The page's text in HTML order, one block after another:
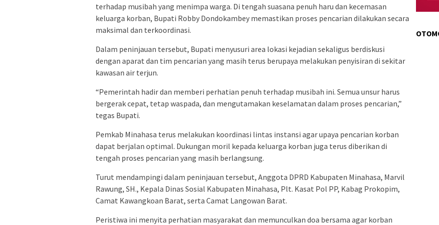
terhadap musibah yang menimpa warga. Di tengah suasana penuh haru dan kecemasan
keluarga korban, Bupati Robby Dondokambey memastikan proses pencarian dilakukan secara
maksimal dan terkoordinasi.
Dalam peninjauan tersebut, Bupati menyusuri area lokasi kejadian sekaligus berdiskusi
dengan aparat dan tim pencarian yang masih terus berupaya melakukan penyisiran di sekitar
kawasan air terjun.
“Pemerintah hadir dan memberi perhatian penuh terhadap musibah ini. Semua unsur harus
bergerak cepat, tetap waspada, dan mengutamakan keselamatan dalam proses pencarian,”
tegas Bupati.
Pemkab Minahasa terus melakukan koordinasi lintas instansi agar upaya pencarian korban
dapat berjalan optimal. Dukungan moril kepada keluarga korban juga terus diberikan di
tengah proses pencarian yang masih berlangsung.
Turut mendampingi dalam peninjauan tersebut, Anggota DPRD Kabupaten Minahasa, Marvil
Rawung, SH., Kepala Dinas Sosial Kabupaten Minahasa, Plt. Kasat Pol PP, Kabag Prokopim,
Camat Kawangkoan Barat, serta Camat Langowan Barat.
Peristiwa ini menyita perhatian masyarakat dan memunculkan doa bersama agar korban